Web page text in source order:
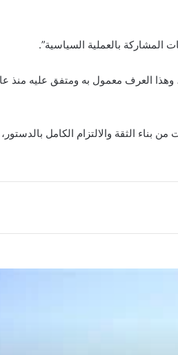
بالعملية السياسية”.
بناء الثقة والالتزام الكامل